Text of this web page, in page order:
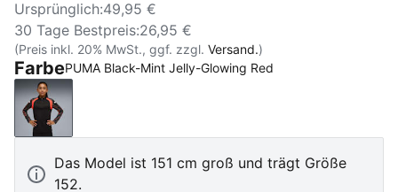
Ursprünglich:49,95 €
30 Tage Bestpreis:26,95 €
(Preis inkl. 20% MwSt., ggf. zzgl. Versand.)
FarbePUMA Black-Mint Jelly-Glowing Red
PUMA Black-Mint Jelly-Glowing Red
Das Model ist 151 cm groß und trägt Größe
152.